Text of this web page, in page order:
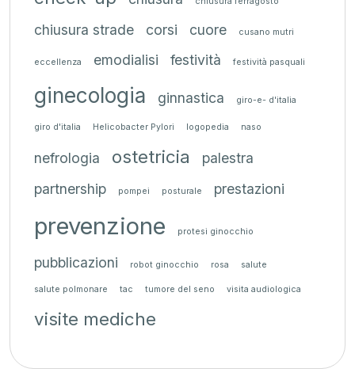
chiusura strade corsi cuore cusano mutri
eccellenza emodialisi festività festività pasquali
ginecologia ginnastica giro-e- d'italia
giro d'italia Helicobacter Pylori logopedia naso
nefrologia ostetricia
palestra
partnership
pompei posturale prestazioni
prevenzione protesi ginocchio
pubblicazioni robot ginocchio rosa salute
salute polmonare tac tumore del seno visita audiologica
visite mediche